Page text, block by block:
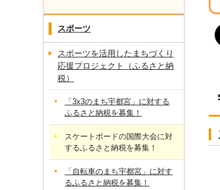
スポーツ
スポーツを活用したまちづくり
応援プロジェクト（ふるさと納
税）
「3x3のまち宇都宮」に対する
ふるさと納税を募集！
スケートボードの国際大会に対
するふるさと納税を募集！
「自転車のまち宇都宮」に対す
るふるさと納税を募集！